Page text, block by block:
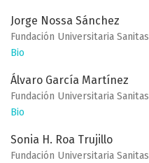
Jorge Nossa Sánchez
Fundación Universitaria Sanitas
Bio
Álvaro García Martínez
Fundación Universitaria Sanitas
Bio
Sonia H. Roa Trujillo
Fundación Universitaria Sanitas